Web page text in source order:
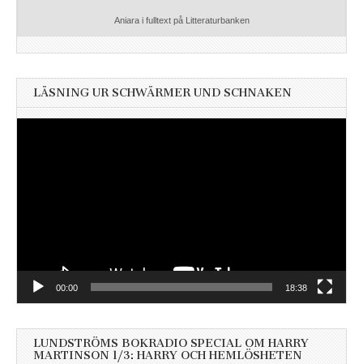
Aniara i fulltext på Litteraturbanken
LÄSNING UR SCHWÄRMER UND SCHNAKEN
00:00 18:38
LUNDSTRÖMS BOKRADIO SPECIAL OM HARRY
MARTINSON 1/3: HARRY OCH HEMLÖSHETEN